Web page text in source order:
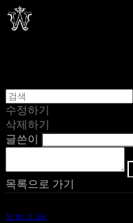
수정하기
삭제하기
글쓴이
목록으로 가기
Terms of Use